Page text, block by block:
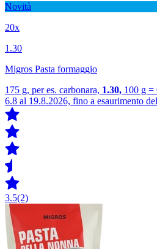
Novità
20x
1.30
Migros Pasta formaggio
175 g, per es. carbonara, 1.30, 100 g =
6.8 al 19.8.2026, fino a esaurimento
3.5(2)